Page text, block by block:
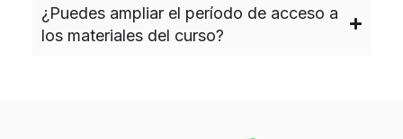
¿Puedes ampliar el período de acceso a
los materiales del curso?